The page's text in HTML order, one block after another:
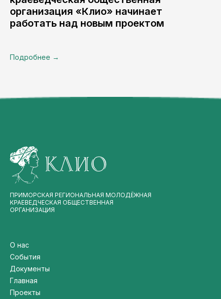
организация «Клио» начинает
работать над новым проектом
Подробнее →
ПРИМОРСКАЯ РЕГИОНАЛЬНАЯ МОЛОДЁЖНАЯ
КРАЕВЕДЧЕСКАЯ ОБЩЕСТВЕННАЯ
ОРГАНИЗАЦИЯ
Главная
Проекты
О нас
События
Документы